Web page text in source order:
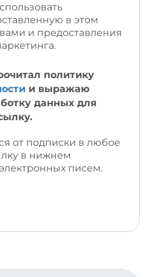
в этом
и предоставления
политику
и выражаю
данных для
от подписки в любое
в нижнем
писем.